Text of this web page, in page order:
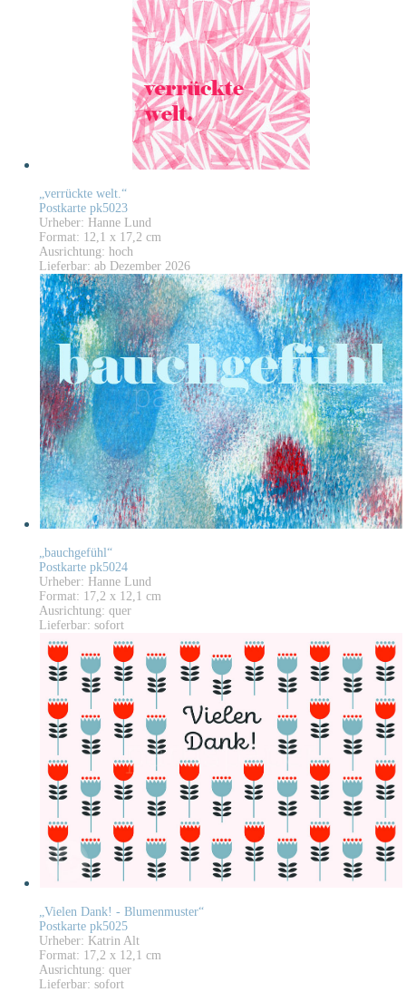
„verrückte welt.“
Postkarte pk5023
Urheber: Hanne Lund
Format: 12,1 x 17,2 cm
Ausrichtung: hoch
Lieferbar: ab Dezember 2026
„bauchgefühl“
Postkarte pk5024
Urheber: Hanne Lund
Format: 17,2 x 12,1 cm
Ausrichtung: quer
Lieferbar: sofort
„Vielen Dank! - Blumenmuster“
Postkarte pk5025
Urheber: Katrin Alt
Format: 17,2 x 12,1 cm
Ausrichtung: quer
Lieferbar: sofort